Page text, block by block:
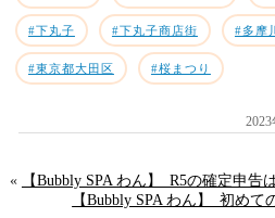
#下丸子 #下丸子商店街 #多摩
#東京都大田区 #桜まつり
«
【Bubbly SPA わん】_R5の確定申告
【Bubbly SPA わん】_初めて